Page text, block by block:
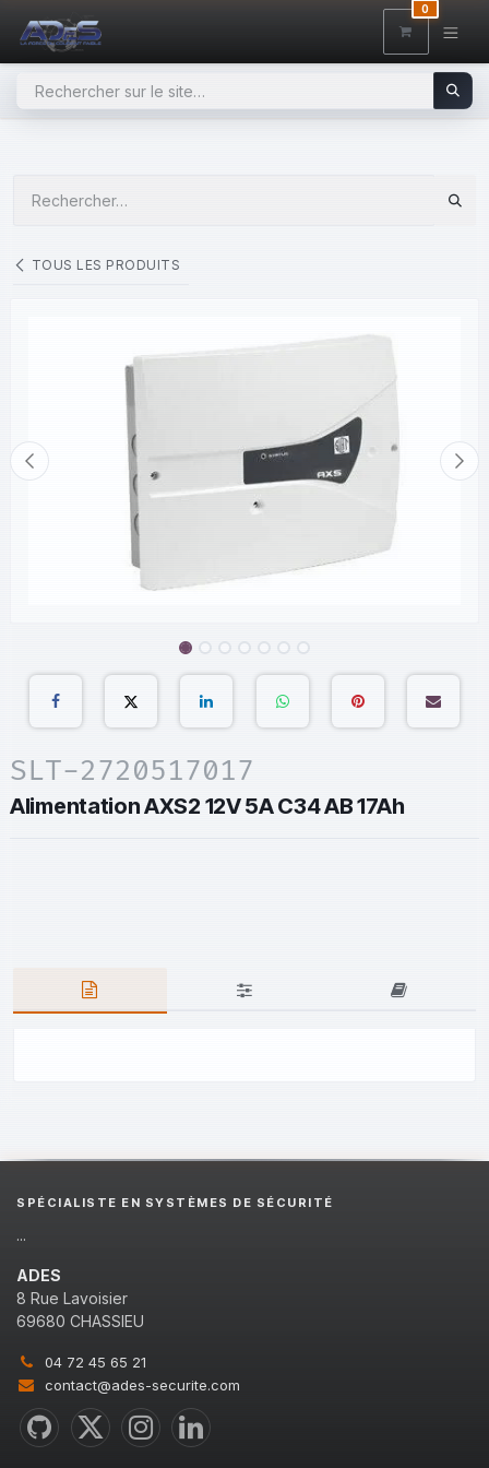
0
TOUS LES PRODUITS
SLT-2720517017
Alimentation AXS2 12V 5A C34 AB 17Ah
SPÉCIALISTE EN SYSTÈMES DE SÉCURITÉ
...
ADES
8 Rue Lavoisier
69680 CHASSIEU
04 72 45 65 21
contact@ades-securite.com